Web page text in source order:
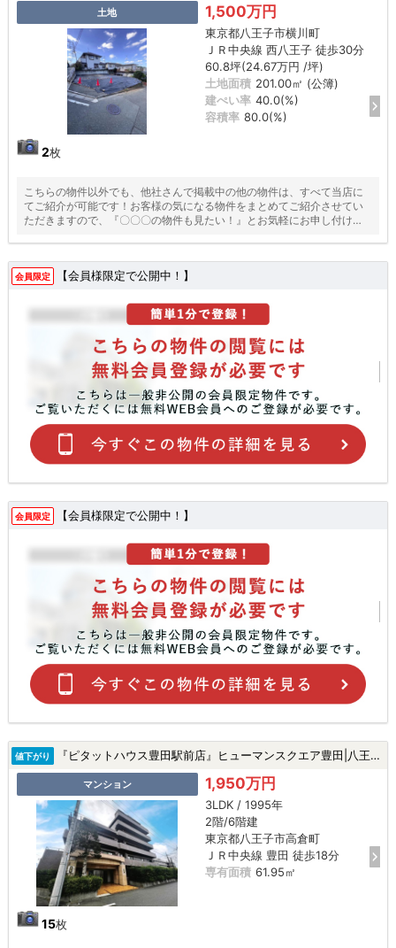
土地
2枚
1,500万円
東京都八王子市横川町
ＪＲ中央線 西八王子 徒歩30分
60.8坪(24.67万円 /坪)
土地面積 201.00㎡ (公簿)
建ぺい率 40.0(%)
容積率 80.0(%)
こちらの物件以外でも、他社さんで掲載中の他の物件は、すべて当店に
てご紹介が可能です！お客様の気になる物件をまとめてご紹介させてい
ただきますので、『〇〇〇の物件も見たい！』とお気軽にお申し付けく
会員限定 【会員様限定で公開中！】
会員限定 【会員様限定で公開中！】
値下がり 『ピタットハウス豊田駅前店』ヒューマンスクエア豊田|八王子市高倉町の中古マンション
マンション
15枚
1,950万円
3LDK / 1995年
2階/6階建
東京都八王子市高倉町
ＪＲ中央線 豊田 徒歩18分
専有面積 61.95㎡